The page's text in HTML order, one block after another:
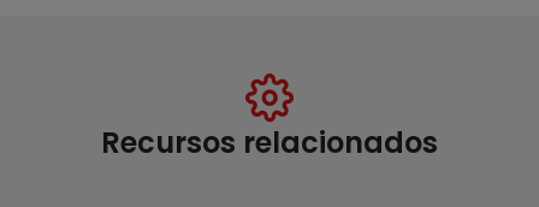
Recursos relacionados